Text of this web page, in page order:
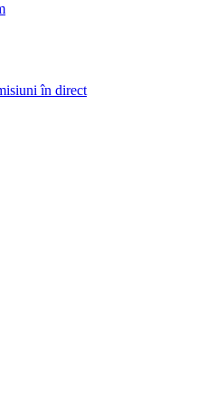
în direct